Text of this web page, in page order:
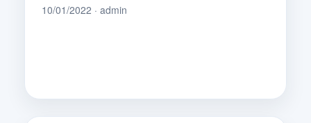
10/01/2022 · admin